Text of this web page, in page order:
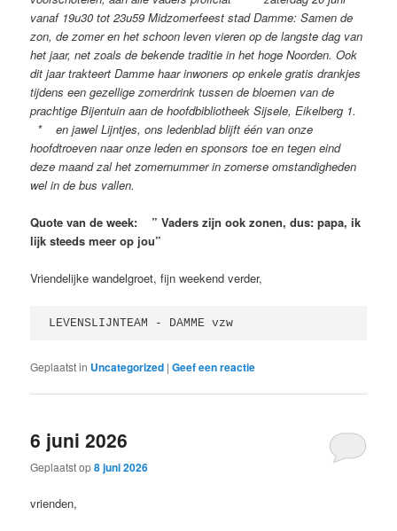
vanaf 19u30 tot 23u59 Midzomerfeest stad Damme: Samen de
zon, de zomer en het schoon leven vieren op de langste dag van
het jaar, net zoals de bekende traditie in het hoge Noorden. Ook
dit jaar trakteert Damme haar inwoners op enkele gratis drankjes
tijdens een gezellige zomerdrink tussen de bloemen van de
prachtige Bijentuin aan de hoofdbibliotheek Sijsele, Eikelberg 1.
* en jawel Lijntjes, ons ledenblad blijft één van onze
hoofdtroeven naar onze leden en sponsors toe en tegen eind
deze maand zal het zomernummer in zomerse omstandigheden
wel in de bus vallen.
Quote van de week: ” Vaders zijn ook zonen, dus: papa, ik
lijk steeds meer op jou”
Vriendelijke wandelgroet, fijn weekend verder,
LEVENSLIJNTEAM - DAMME vzw
Geplaatst in Uncategorized |Geef een reactie
6 juni 2026
Geplaatst op8 juni 2026
vrienden,